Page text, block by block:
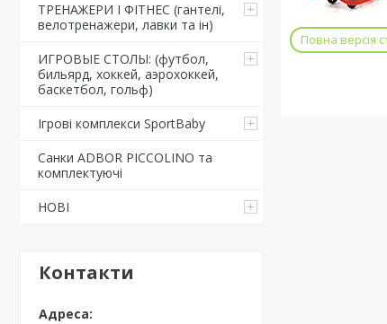
ТРЕНАЖЕРИ І ФІТНЕС (гантелі,
велотренажери, лавки та ін)
ИГРОВЫЕ СТОЛЫ: (футбол,
бильярд, хоккей, аэрохоккей,
баскетбол, гольф)
Ігрові комплекси SportBaby
Санки ADBOR PICCOLINO та
комплектуючі
НОВІ
Контакти
Повна версія